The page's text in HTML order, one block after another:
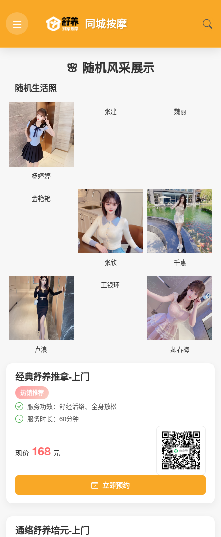
同城按摩
🌸 随机风采展示
随机生活照
📷
杨婷婷
张建 魏丽
金艳艳 📷
张欣
📷
千惠
📷
卢浪
王银环 📷
卿春梅
经典舒养推拿-上门
热销推荐
服务功效：舒经活络、全身放松
服务时长：60分钟
现价 168 元
立即预约
通络舒养培元-上门